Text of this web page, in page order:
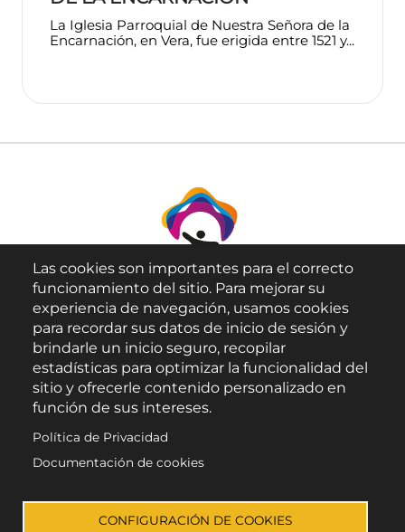
La Iglesia Parroquial de Nuestra Señora de la
Encarnación, en Vera, fue erigida entre 1521 y...
Aviso Legal
Política de Privacidad
Accesibilidad
Las cookies son importantes para el correcto
funcionamiento del sitio. Para mejorar su
experiencia de navegación, usamos cookies
para recordar sus datos de inicio de sesión y
brindarle un inicio seguro, recopilar
estadísticas para optimizar la funcionalidad del
sitio y ofrecerle contenido personalizado en
función de sus intereses.
Política de Privacidad
Documentación de cookies
CONFIGURACIÓN DE COOKIES